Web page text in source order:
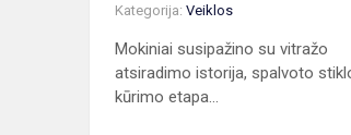
Kategorija: Veiklos
Mokiniai susipažino su vitražo
atsiradimo istorija, spalvoto
kūrimo etapa...